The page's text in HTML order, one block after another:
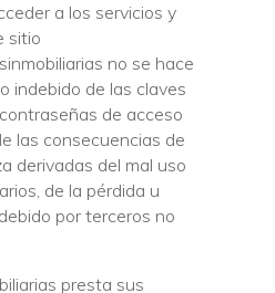
a los servicios y
sitio
no se hace
indebido de las claves
de acceso
las consecuencias de
derivadas del mal uso
de la pérdida u
por terceros no
presta sus